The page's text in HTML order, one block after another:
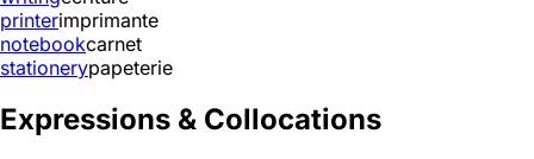
printerimprimante
notebookcarnet
stationerypapeterie
Expressions & Collocations